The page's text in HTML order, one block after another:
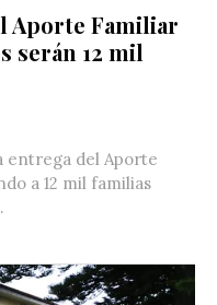
Aporte Familiar
serán 12 mil
entrega del Aporte
a 12 mil familias